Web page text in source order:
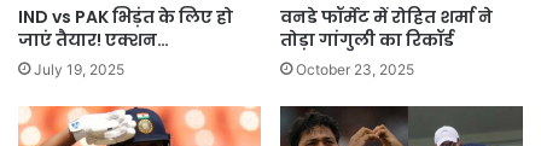
IND vs PAK भिड़ंत के लिए हो
जाएं तैयार! एक्शन…
July 19, 2025
वनडे फॉर्मेट में रोहित शर्मा ने
तोड़ा गांगुली का रिकॉर्ड
October 23, 2025